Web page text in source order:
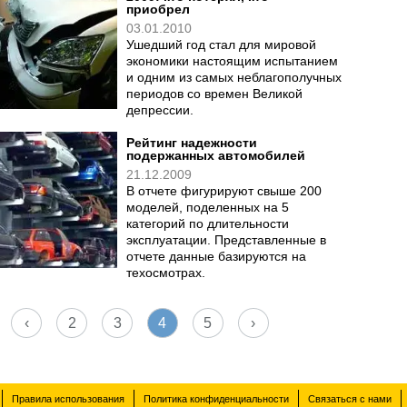
приобрел
03.01.2010
Ушедший год стал для мировой
экономики настоящим испытанием
и одним из самых неблагополучных
периодов со времен Великой
депрессии.
Рейтинг надежности
подержанных автомобилей
21.12.2009
В отчете фигурируют свыше 200
моделей, поделенных на 5
категорий по длительности
эксплуатации. Представленные в
отчете данные базируются на
техосмотрах.
‹ 2 3 4 5 ›
Правила использования Политика конфиденциальности Связаться с нами